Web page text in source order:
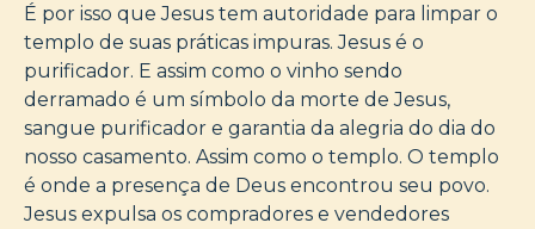
É por isso que Jesus tem autoridade para limpar o
templo de suas práticas impuras. Jesus é o
purificador. E assim como o vinho sendo
derramado é um símbolo da morte de Jesus,
sangue purificador e garantia da alegria do dia do
nosso casamento. Assim como o templo. O templo
é onde a presença de Deus encontrou seu povo.
Jesus expulsa os compradores e vendedores